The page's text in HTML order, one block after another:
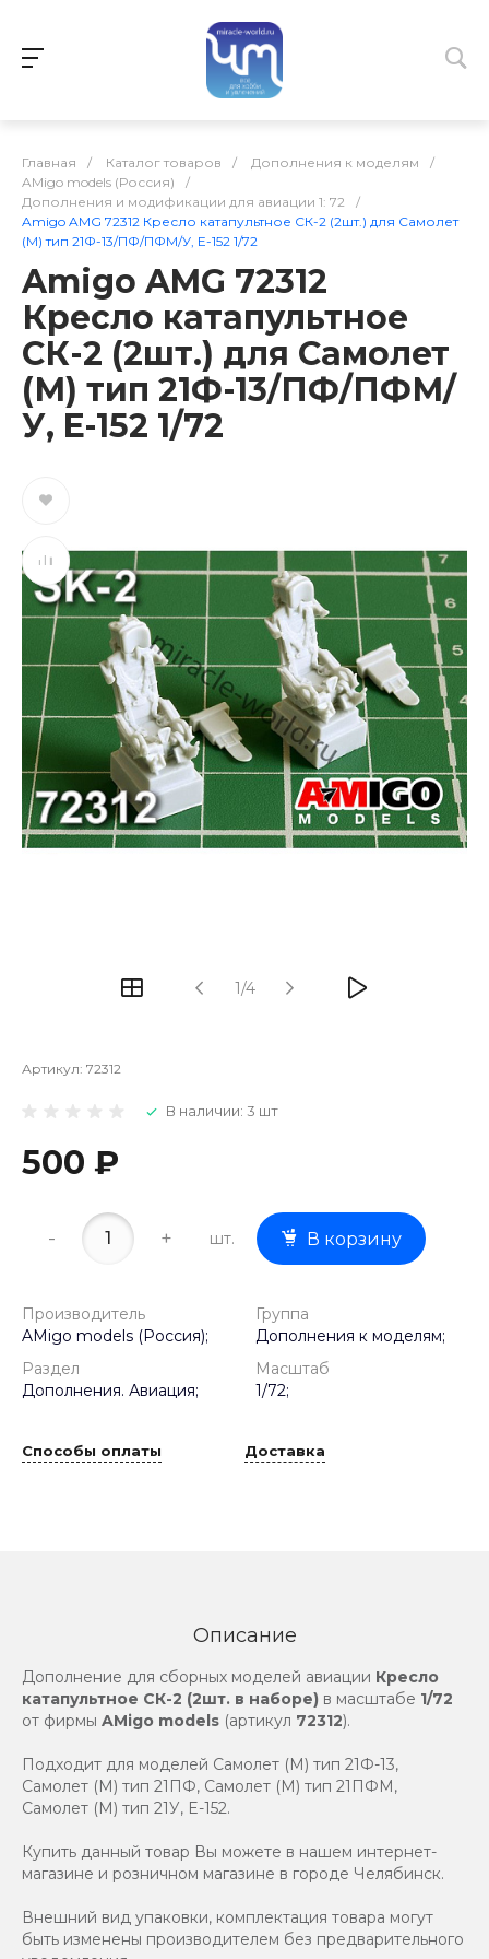
Главная / Каталог товаров / Дополнения к моделям
/
AMigo models (Россия)
/
Дополнения и модификации для авиации 1: 72
/
Amigo AMG 72312 Кресло катапультное СК-2 (2шт.) для Самолет
(М) тип 21Ф-13/ПФ/ПФМ/У, E-152 1/72
Amigo AMG 72312
Кресло катапультное
СК-2 (2шт.) для Самолет
(М) тип 21Ф-13/ПФ/ПФМ/
У, E-152 1/72
1/4
Артикул: 72312
В наличии: 3 шт
500 ₽
- + шт. В корзину
Производитель
AMigo models (Россия);
Группа
Дополнения к моделям;
Раздел
Дополнения. Авиация;
Масштаб
1/72;
Способы оплаты Доставка
Описание
Дополнение для сборных моделей авиации Кресло
катапультное СК-2 (2шт. в наборе) в масштабе 1/72
от фирмы AMigo models (артикул 72312).
Подходит для моделей Самолет (М) тип 21Ф-13,
Самолет (М) тип 21ПФ, Самолет (М) тип 21ПФМ,
Самолет (М) тип 21У, E-152.
Купить данный товар Вы можете в нашем интернет-
магазине и розничном магазине в городе Челябинск.
Внешний вид упаковки, комплектация товара могут
быть изменены производителем без предварительного